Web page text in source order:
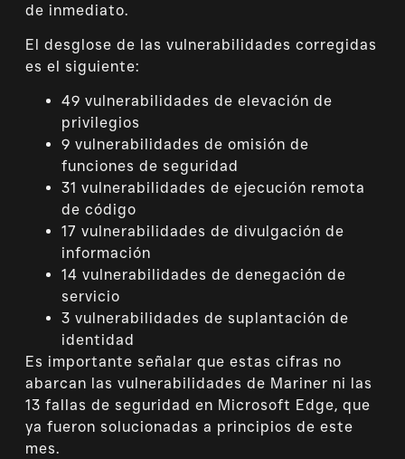
de inmediato.
El desglose de las vulnerabilidades corregidas
es el siguiente:
49 vulnerabilidades de elevación de
privilegios
9 vulnerabilidades de omisión de
funciones de seguridad
31 vulnerabilidades de ejecución remota
de código
17 vulnerabilidades de divulgación de
información
14 vulnerabilidades de denegación de
servicio
3 vulnerabilidades de suplantación de
identidad
Es importante señalar que estas cifras no
abarcan las vulnerabilidades de Mariner ni las
13 fallas de seguridad en Microsoft Edge, que
ya fueron solucionadas a principios de este
mes.